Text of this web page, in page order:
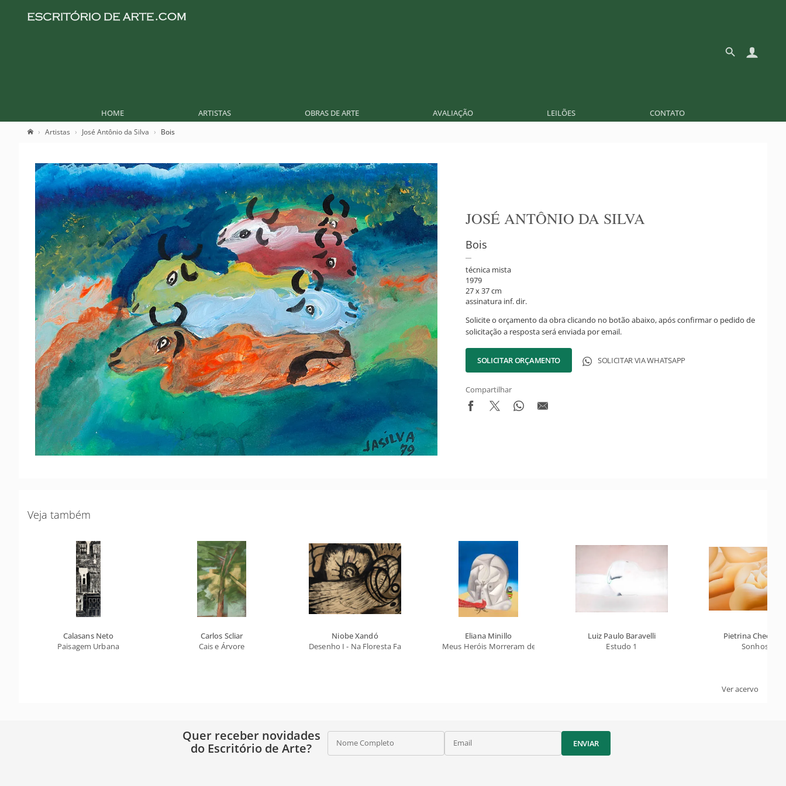
HOME ARTISTAS OBRAS DE ARTE AVALIAÇÃO LEILÕES CONTATO
Artistas José Antônio da Silva Bois
JOSÉ ANTÔNIO DA SILVA
Bois
técnica mista
1979
27 x 37 cm
assinatura inf. dir.
Solicite o orçamento da obra clicando no botão abaixo, após confirmar o pedido de
solicitação a resposta será enviada por email.
SOLICITAR ORÇAMENTO SOLICITAR VIA WHATSAPP
Compartilhar
Veja também
Calasans Neto
Paisagem Urbana
Carlos Scliar
Cais e Árvore
Niobe Xandó
Desenho I - Na Floresta Fantástica
Eliana Minillo
Meus Heróis Morreram de Overdose
Luiz Paulo Baravelli
Estudo 1
Pietrina
Sonhos
Ver acervo
Quer receber novidades
do Escritório de Arte?
Nome Completo Email ENVIAR